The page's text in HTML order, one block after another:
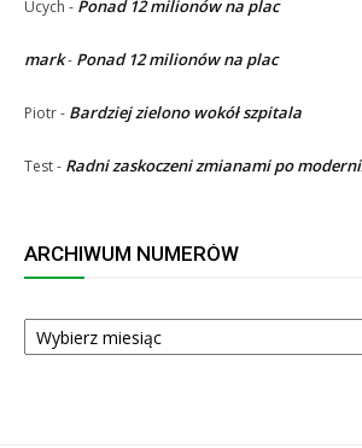
Ucych - Ponad 12 milionów na plac
mark- Ponad 12 milionów na plac
Piotr- Bardziej zielono wokół szpitala
Test- Radni zaskoczeni zmianami po
ARCHIWUM NUMERÓW
ARCHIWUM
NUMERÓW